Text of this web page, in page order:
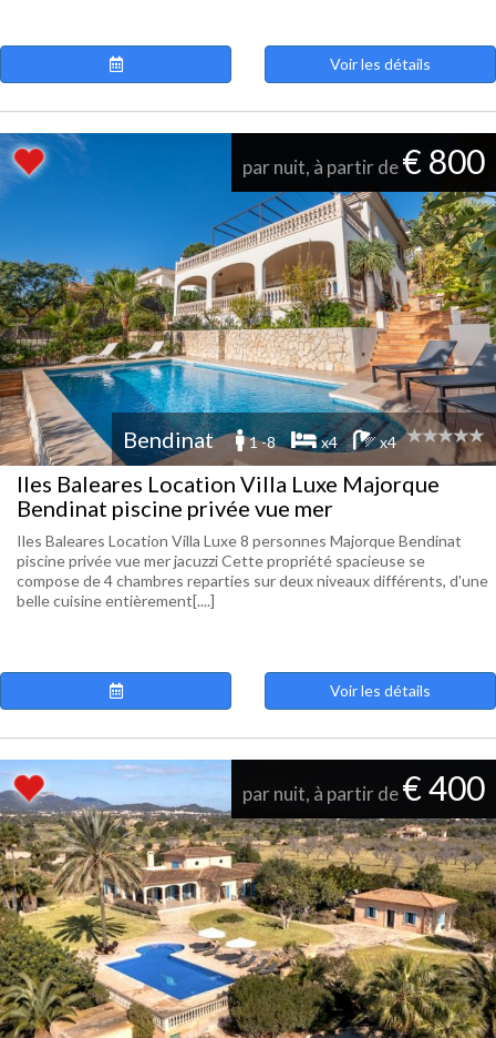
Voir les détails
par nuit, à partir de€ 800
Bendinat 1 -8 x4 x4
Iles Baleares Location Villa Luxe Majorque
Bendinat piscine privée vue mer
Iles Baleares Location Villa Luxe 8 personnes Majorque Bendinat
piscine privée vue mer jacuzzi Cette propriété spacieuse se
compose de 4 chambres reparties sur deux niveaux différents, d'une
belle cuisine entièrement[....]
Voir les détails
par nuit, à partir de€ 400